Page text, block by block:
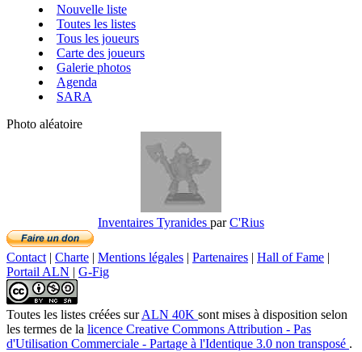
Nouvelle liste
Toutes les listes
Tous les joueurs
Carte des joueurs
Galerie photos
Agenda
SARA
Photo aléatoire
Inventaires Tyranides parC'Rius
Contact | Charte | Mentions légales | Partenaires | Hall of Fame |
Portail ALN | G-Fig
Toutes les listes créées surALN 40K sont mises à disposition selon
les termes de la licence Creative Commons Attribution - Pas
d'Utilisation Commerciale - Partage à l'Identique 3.0 non transposé .